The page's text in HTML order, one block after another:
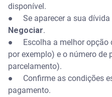
disponível.
● Se aparecer a sua dívida
Negociar.
● Escolha a melhor opção
por exemplo) e o número de
parcelamento).
● Confirme as condições
pagamento.